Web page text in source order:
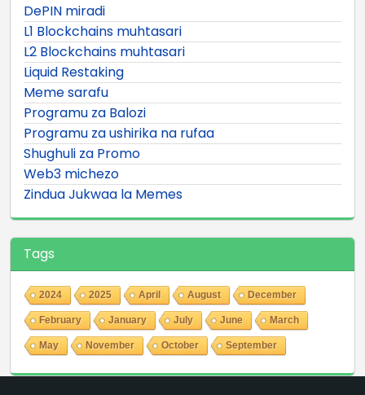
DePIN miradi
L1 Blockchains muhtasari
L2 Blockchains muhtasari
Liquid Restaking
Meme sarafu
Programu za Balozi
Programu za ushirika na rufaa
Shughuli za Promo
Web3 michezo
Zindua Jukwaa la Memes
Tags
2024 2025 April August December
February January July June March
May November October September